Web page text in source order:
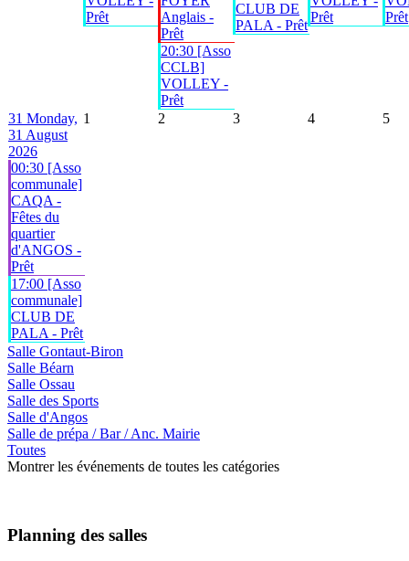
Prêt
Anglais -
Prêt
20:30 [Asso
CCLB]
VOLLEY -
Prêt
CLUB DE
PALA - Prêt
Prêt
Prêt
31 Monday,
31 August
2026
00:30 [Asso
communale]
CAQA -
Fêtes du
quartier
d'ANGOS -
Prêt
17:00 [Asso
communale]
CLUB DE
PALA - Prêt
1 2 3 4 5
Salle Gontaut-Biron
Salle Béarn
Salle Ossau
Salle des Sports
Salle d'Angos
Salle de prépa / Bar / Anc. Mairie
Toutes
Montrer les événements de toutes les catégories
Planning des salles